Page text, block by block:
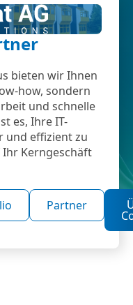
bieten wir Ihnen
how, sondern
und schnelle
es, Ihre IT-
effizient zu
Ihr Kerngeschäft
Partner